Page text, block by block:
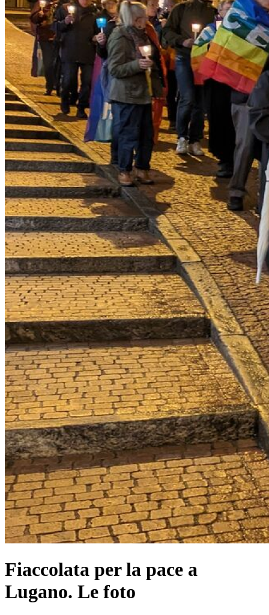
Fiaccolata per la pace a
Lugano. Le foto